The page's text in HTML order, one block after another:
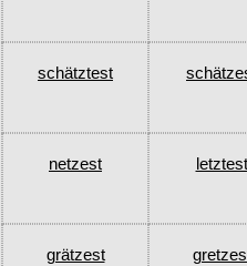
schätztest
netzest letztest
grätzest